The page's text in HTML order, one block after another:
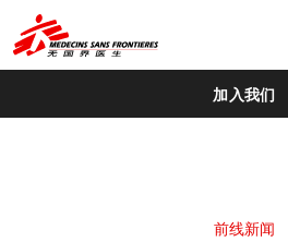
default
加入我们
前线新闻